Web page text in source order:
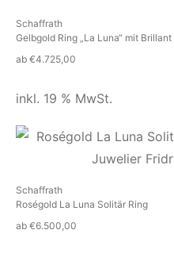
Schaffrath
Gelbgold Ring „La Luna“ mit Brillant
ab €4.725,00
inkl. 19 % MwSt.
Schaffrath
Roségold La Luna Solitär Ring
ab €6.500,00